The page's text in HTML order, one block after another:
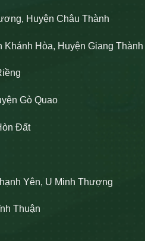
Huyện Châu Thành
Khánh Hòa, Huyện Giang Thành
Gò Quao
Đất
Yên, U Minh Thượng
Thuận